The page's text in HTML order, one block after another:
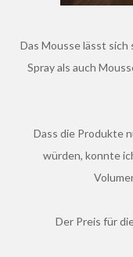
Das Mousse lässt sich sehr gut ins Haar einarbeiten und sowohl
Spray als auch
Dass die Produkte nun aber doppeltes Volumen schenken
würden, konnte
Der Preis für